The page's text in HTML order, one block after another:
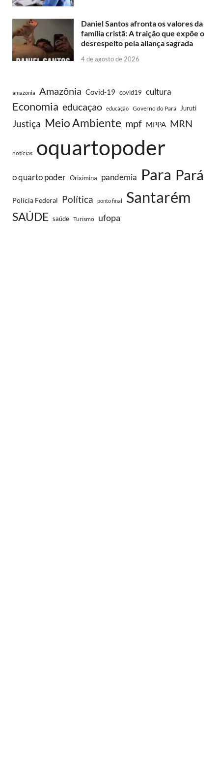
Daniel Santos afronta os valores da
família cristã: A traição que expõe o
desrespeito pela aliança sagrada
4 de agosto de 2026
amazonia Amazônia Covid-19 covid19 cultura
Economia educaçao educação Governo do Pará Juruti
Justiça Meio Ambiente mpf MPPA MRN
notícias oquartopoder
o quarto poder Oriximina pandemia Para Pará
Polícia Federal Política ponto final Santarém
SAÚDE saúde Turismo ufopa